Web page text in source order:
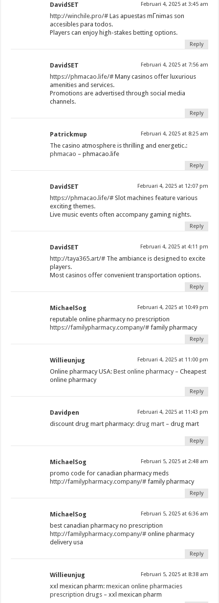
DavidSET Februari 4, 2025 at 3:45 am
http://winchile.pro/# Las apuestas mГ­nimas son
accesibles para todos.
Players can enjoy high-stakes betting options.
Reply
DavidSET Februari 4, 2025 at 7:56 am
https://phmacao.life/# Many casinos offer luxurious
amenities and services.
Promotions are advertised through social media
channels.
Reply
Patrickmup Februari 4, 2025 at 8:25 am
The casino atmosphere is thrilling and energetic.:
phmacao – phmacao.life
Reply
DavidSET Februari 4, 2025 at 12:07 pm
https://phmacao.life/# Slot machines feature various
exciting themes.
Live music events often accompany gaming nights.
Reply
DavidSET Februari 4, 2025 at 4:11 pm
http://taya365.art/# The ambiance is designed to excite
players.
Most casinos offer convenient transportation options.
Reply
MichaelSog Februari 4, 2025 at 10:49 pm
reputable online pharmacy no prescription
https://familypharmacy.company/# family pharmacy
Reply
Willieunjug Februari 4, 2025 at 11:00 pm
Online pharmacy USA:Best online pharmacy – Cheapest
online pharmacy
Reply
Davidpen Februari 4, 2025 at 11:43 pm
discount drug mart pharmacy:drug mart – drug mart
Reply
MichaelSog Februari 5, 2025 at 2:48 am
promo code for canadian pharmacy meds
http://familypharmacy.company/# family pharmacy
Reply
MichaelSog Februari 5, 2025 at 6:36 am
best canadian pharmacy no prescription
http://familypharmacy.company/# online pharmacy
delivery usa
Reply
Willieunjug Februari 5, 2025 at 8:38 am
xxl mexican pharm:mexican online pharmacies
prescription drugs – xxl mexican pharm